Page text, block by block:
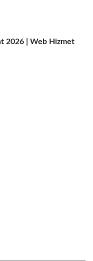
2026 | Web Hizmet